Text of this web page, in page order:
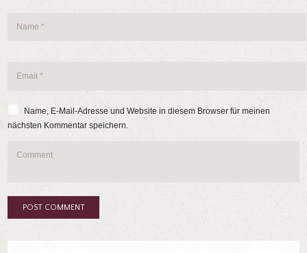
Name, E-Mail-Adresse und Website in diesem Browser für meinen
nächsten Kommentar speichern.